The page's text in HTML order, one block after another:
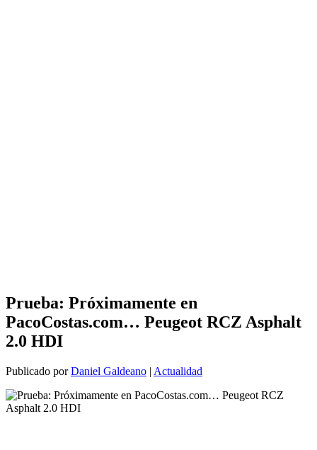
Prueba: Próximamente en
PacoCostas.com… Peugeot RCZ Asphalt
2.0 HDI
Publicado porDaniel Galdeano | Actualidad